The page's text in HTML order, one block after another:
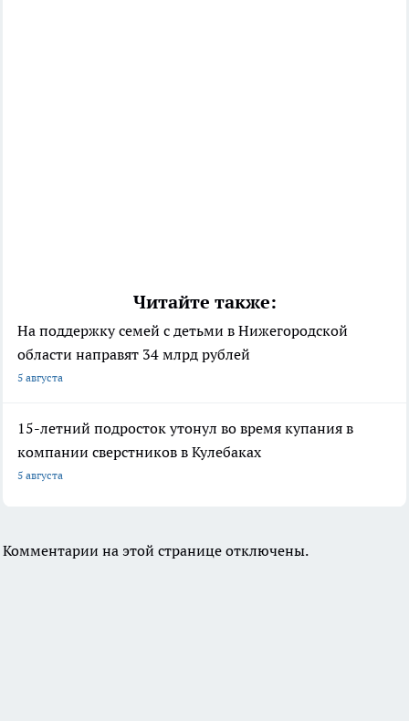
Читайте также:
На поддержку семей с детьми в Нижегородской
области направят 34 млрд рублей
5 августа
15-летний подросток утонул во время купания в
компании сверстников в Кулебаках
5 августа
Комментарии на этой странице отключены.